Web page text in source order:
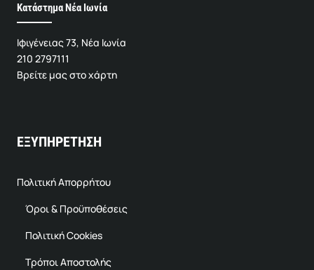
Κατάστημα Νέα Ιωνία
Ιφιγένειας 73, Νέα Ιωνία
210 2797111
Βρείτε μας στο χάρτη
ΕΞΥΠΗΡΕΤΗΣΗ
Πολιτική Απορρήτου
Όροι & Προϋποθέσεις
Πολιτική Cookies
Τρόποι Αποστολής